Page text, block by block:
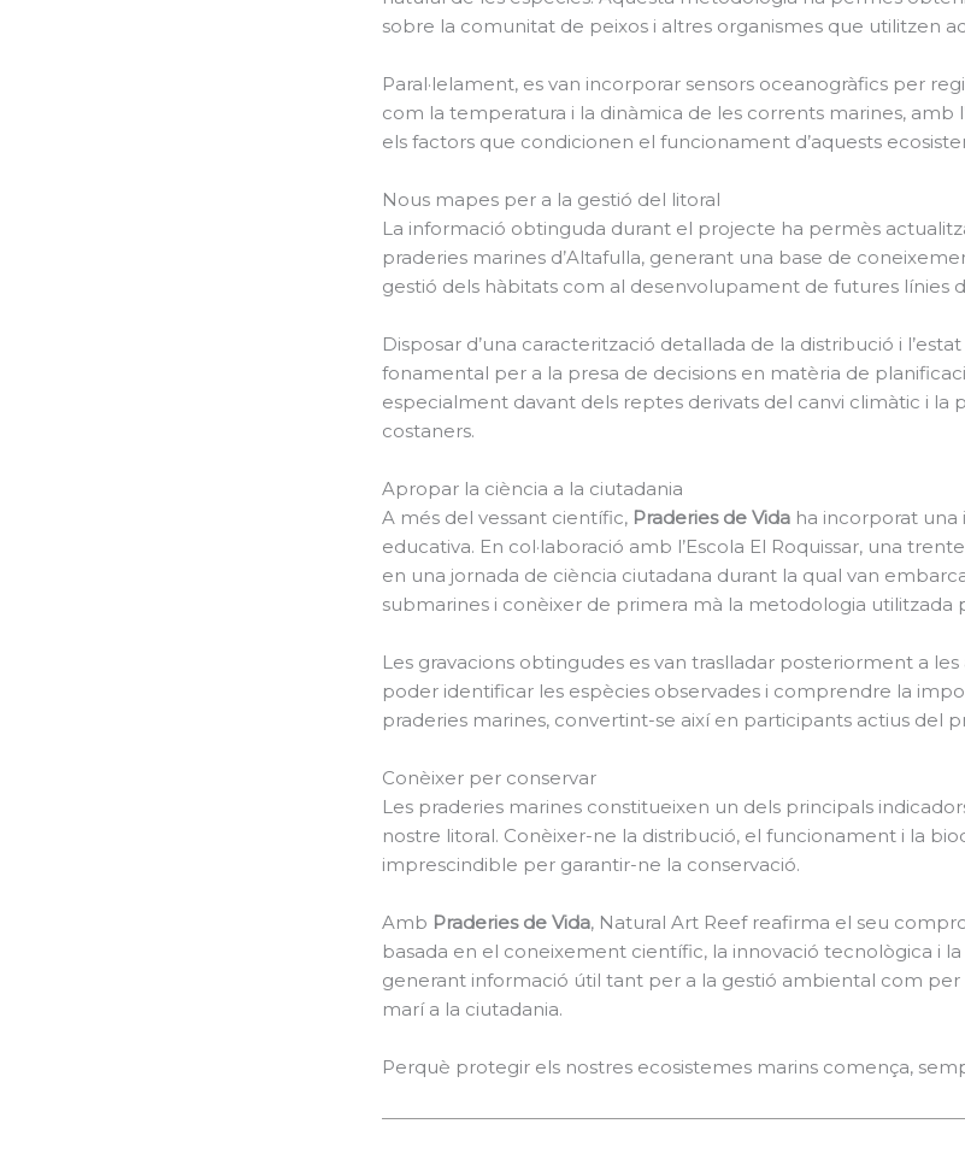
sobre la comunitat de peixos i altres organismes que utilitzen
Paral·lelament, es van incorporar sensors oceanogràfics per
com la temperatura i la dinàmica de les corrents marines, amb
els factors que condicionen el funcionament d’aquests
Nous mapes per a la gestió del litoral
La informació obtinguda durant el projecte ha permès
praderies marines d’Altafulla, generant una base de
gestió dels hàbitats com al desenvolupament de futures línies
Disposar d’una caracterització detallada de la distribució i
fonamental per a la presa de decisions en matèria de
especialment davant dels reptes derivats del canvi climàtic i la
costaners.
Apropar la ciència a la ciutadania
A més del vessant científic, Praderies de Vida ha incorporat
educativa. En col·laboració amb l’Escola El Roquissar, una
en una jornada de ciència ciutadana durant la qual van
submarines i conèixer de primera mà la metodologia utilitzada
Les gravacions obtingudes es van traslladar posteriorment a
poder identificar les espècies observades i comprendre la
praderies marines, convertint-se així en participants actius del
Conèixer per conservar
Les praderies marines constitueixen un dels principals
nostre litoral. Conèixer-ne la distribució, el funcionament i la
imprescindible per garantir-ne la conservació.
Amb Praderies de Vida, Natural Art Reef reafirma el seu
basada en el coneixement científic, la innovació tecnològica i
generant informació útil tant per a la gestió ambiental com
marí a la ciutadania.
Perquè protegir els nostres ecosistemes marins comença,